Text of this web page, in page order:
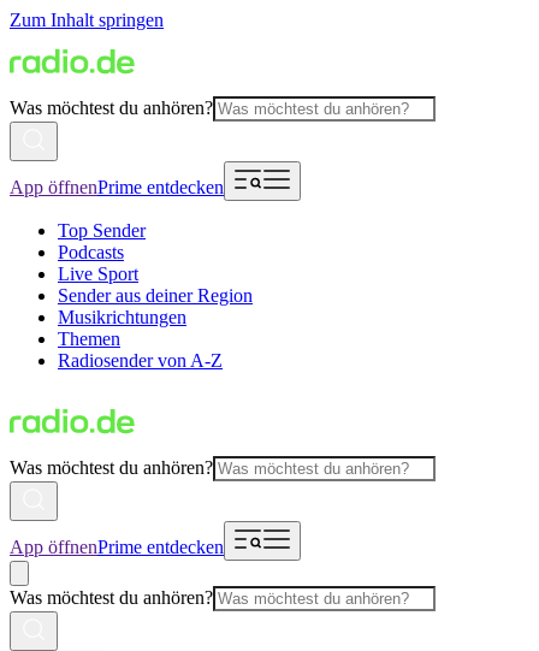
Zum Inhalt springen
Was möchtest du anhören?
App öffnenPrime entdecken
Top Sender
Podcasts
Live Sport
Sender aus deiner Region
Musikrichtungen
Themen
Radiosender von A-Z
Was möchtest du anhören?
App öffnenPrime entdecken
Was möchtest du anhören?